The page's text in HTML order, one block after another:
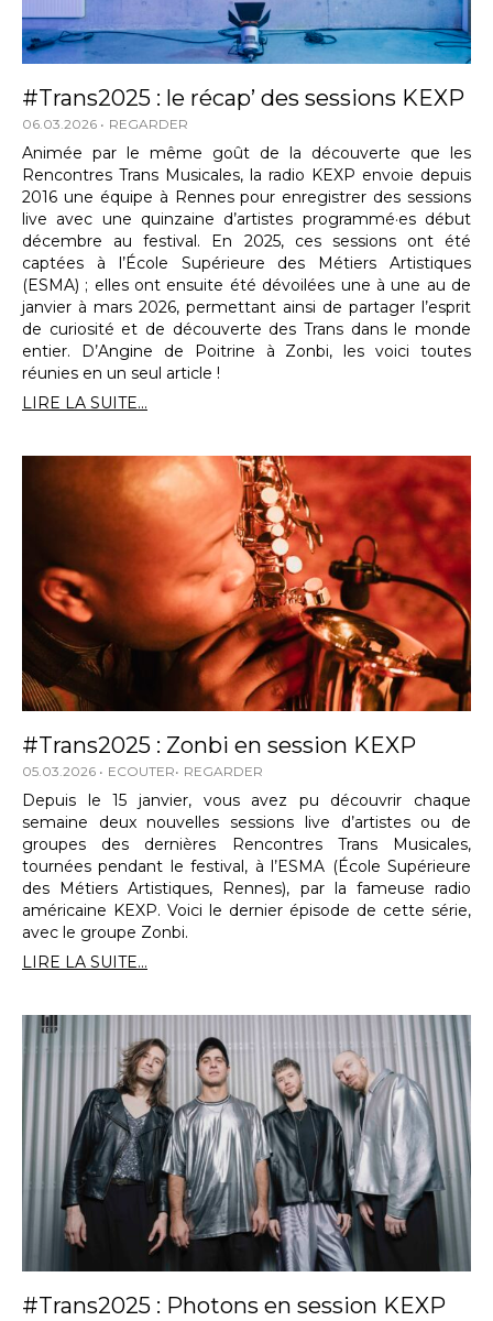
#Trans2025 : le récap’ des sessions KEXP
06.03.2026 REGARDER
Animée par le même goût de la découverte que les
Rencontres Trans Musicales, la radio KEXP envoie depuis
2016 une équipe à Rennes pour enregistrer des sessions
live avec une quinzaine d’artistes programmé·es début
décembre au festival. En 2025, ces sessions ont été
captées à l’École Supérieure des Métiers Artistiques
(ESMA) ; elles ont ensuite été dévoilées une à une au de
janvier à mars 2026, permettant ainsi de partager l’esprit
de curiosité et de découverte des Trans dans le monde
entier. D’Angine de Poitrine à Zonbi, les voici toutes
réunies en un seul article !
LIRE LA SUITE...
#Trans2025 : Zonbi en session KEXP
05.03.2026 ECOUTER REGARDER
Depuis le 15 janvier, vous avez pu découvrir chaque
semaine deux nouvelles sessions live d’artistes ou de
groupes des dernières Rencontres Trans Musicales,
tournées pendant le festival, à l’ESMA (École Supérieure
des Métiers Artistiques, Rennes), par la fameuse radio
américaine KEXP. Voici le dernier épisode de cette série,
avec le groupe Zonbi.
LIRE LA SUITE...
#Trans2025 : Photons en session KEXP